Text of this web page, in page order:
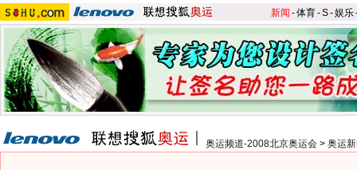
新闻 -体育-S-娱乐
奥运频道-2008北京奥运会 > 奥运